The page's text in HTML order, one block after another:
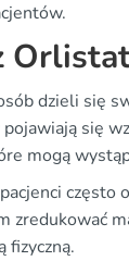
dzieli się
się
mogą
fizyczną.